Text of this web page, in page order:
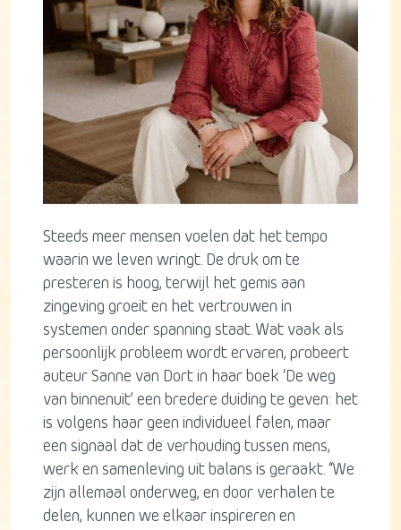
Steeds meer mensen voelen dat het tempo
waarin we leven wringt. De druk om te
presteren is hoog, terwijl het gemis aan
zingeving groeit en het vertrouwen in
systemen onder spanning staat. Wat vaak als
persoonlijk probleem wordt ervaren, probeert
auteur Sanne van Dort in haar boek ‘De weg
van binnenuit’ een bredere duiding te geven: het
is volgens haar geen individueel falen, maar
een signaal dat de verhouding tussen mens,
werk en samenleving uit balans is geraakt. “We
zijn allemaal onderweg, en door verhalen te
delen, kunnen we elkaar inspireren en